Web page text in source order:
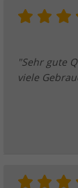
"Sehr gute
viele